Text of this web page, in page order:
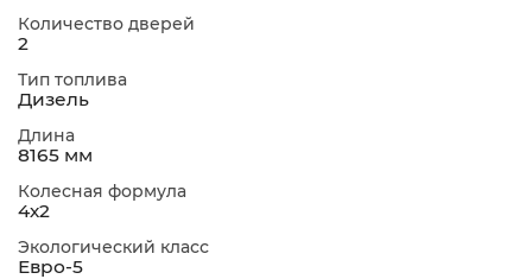
Количество дверей
2
Тип топлива
Дизель
Длина
8165 мм
Колесная формула
4х2
Экологический класс
Евро-5